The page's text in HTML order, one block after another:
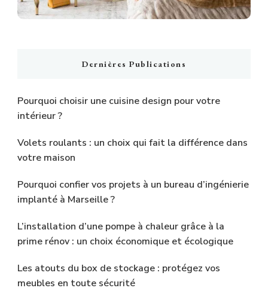
Dernières Publications
Pourquoi choisir une cuisine design pour votre
intérieur ?
Volets roulants : un choix qui fait la différence dans
votre maison
Pourquoi confier vos projets à un bureau d’ingénierie
implanté à Marseille ?
L’installation d’une pompe à chaleur grâce à la
prime rénov : un choix économique et écologique
Les atouts du box de stockage : protégez vos
meubles en toute sécurité